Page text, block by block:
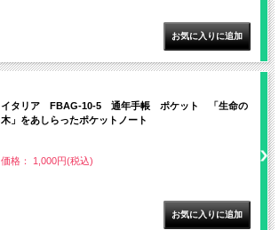
イタリア FBAG-10-5 通年手帳 ポケット 「生命の
木」をあしらったポケットノート
価格： 1,000円(税込)